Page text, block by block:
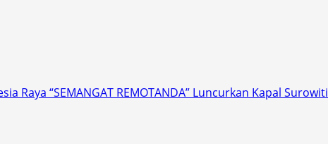
Raya “SEMANGAT REMOTANDA” Luncurkan Kapal Surowiti